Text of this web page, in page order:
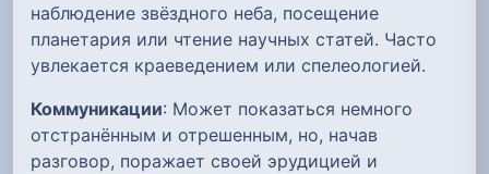
наблюдение звёздного неба, посещение
планетария или чтение научных статей. Часто
увлекается краеведением или спелеологией.
Коммуникации: Может показаться немного
отстранённым и отрешенным, но, начав
разговор, поражает своей эрудицией и